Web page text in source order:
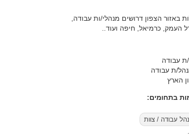
באזור הצפון דרושים מנהלי/ות עבודה,
העמק, כרמיאל, חיפה ועוד..
ת עבודה
ת עבודה
הארץ
בתחומים:
עבודה / צוות